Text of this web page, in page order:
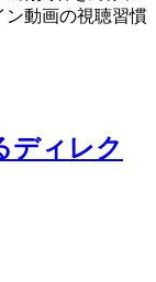
ン動画の視聴習慣
ディレク